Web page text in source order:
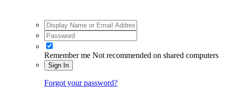
Remember me Not recommended on shared computers
Sign In
Forgot your password?